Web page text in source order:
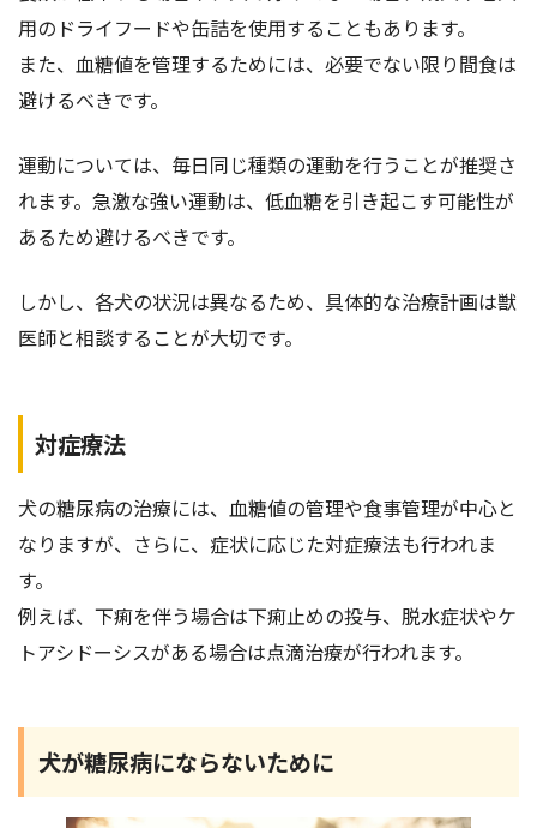
用のドライフードや缶詰を使用することもあります。
また、血糖値を管理するためには、必要でない限り間食は
避けるべきです。
運動については、毎日同じ種類の運動を行うことが推奨さ
れます。急激な強い運動は、低血糖を引き起こす可能性が
あるため避けるべきです。
しかし、各犬の状況は異なるため、具体的な治療計画は獣
医師と相談することが大切です。
対症療法
犬の糖尿病の治療には、血糖値の管理や食事管理が中心と
なりますが、さらに、症状に応じた対症療法も行われま
す。
例えば、下痢を伴う場合は下痢止めの投与、脱水症状やケ
トアシドーシスがある場合は点滴治療が行われます。
犬が糖尿病にならないために